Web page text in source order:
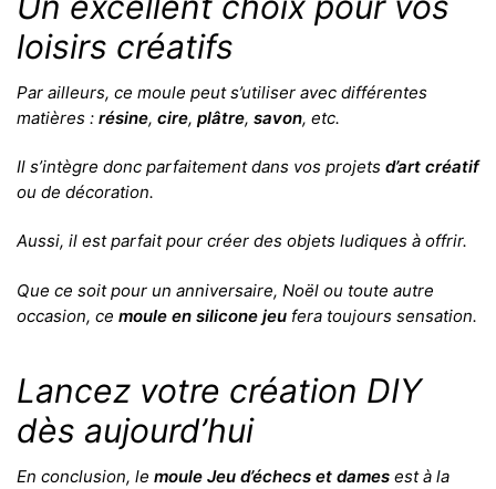
loisirs créatifs
Par ailleurs, ce moule peut s’utiliser avec différentes
matières : résine, cire, plâtre, savon, etc.
Il s’intègre donc parfaitement dans vos projets d’art créatif
ou de décoration.
Aussi, il est parfait pour créer des objets ludiques à offrir.
Que ce soit pour un anniversaire, Noël ou toute autre
occasion, ce moule en silicone jeu fera toujours sensation.
Lancez votre création DIY
dès aujourd’hui
En conclusion, le moule Jeu d’échecs et dames est à la